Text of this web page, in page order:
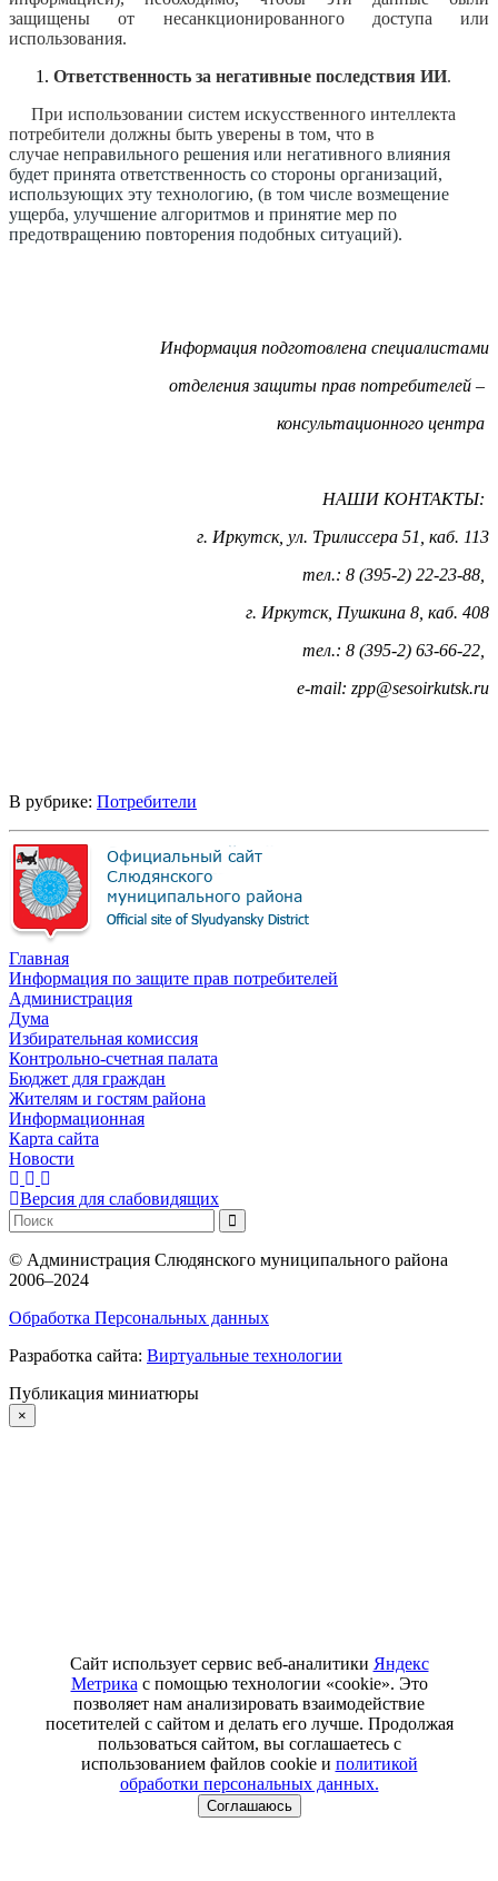
защищены от несанкционированного доступа или
использования.
Ответственность за негативные последствия ИИ.
При использовании систем искусственного интеллекта
потребители должны быть уверены в том, что в
случае неправильного решения или негативного влияния
будет принята ответственность со стороны организаций,
использующих эту технологию, (в том числе возмещение
ущерба, улучшение алгоритмов и принятие мер по
предотвращению повторения подобных ситуаций).
Информация подготовлена специалистами
отделения защиты прав потребителей –
консультационного центра
НАШИ КОНТАКТЫ:
г. Иркутск, ул. Трилиссера 51, каб. 113
тел.: 8 (395-2) 22-23-88,
г. Иркутск, Пушкина 8, каб. 408
тел.: 8 (395-2) 63-66-22,
е-mail: zpp@sesoirkutsk.ru
В рубрике: Потребители
Главная
Информация по защите прав потребителей
Администрация
Дума
Избирательная комиссия
Контрольно-счетная палата
Бюджет для граждан
Жителям и гостям района
Информационная
Карта сайта
Новости
Версия для слабовидящих
© Администрация Слюдянского муниципального района
2006–2024
Обработка Персональных данных
Разработка сайта: Виртуальные технологии
Публикация миниатюры
×
Сайт использует сервис веб-аналитики Яндекс
Метрика с помощью технологии «cookie». Это
позволяет нам анализировать взаимодействие
посетителей с сайтом и делать его лучше. Продолжая
пользоваться сайтом, вы соглашаетесь с
использованием файлов cookie и политикой
обработки персональных данных.
Соглашаюсь